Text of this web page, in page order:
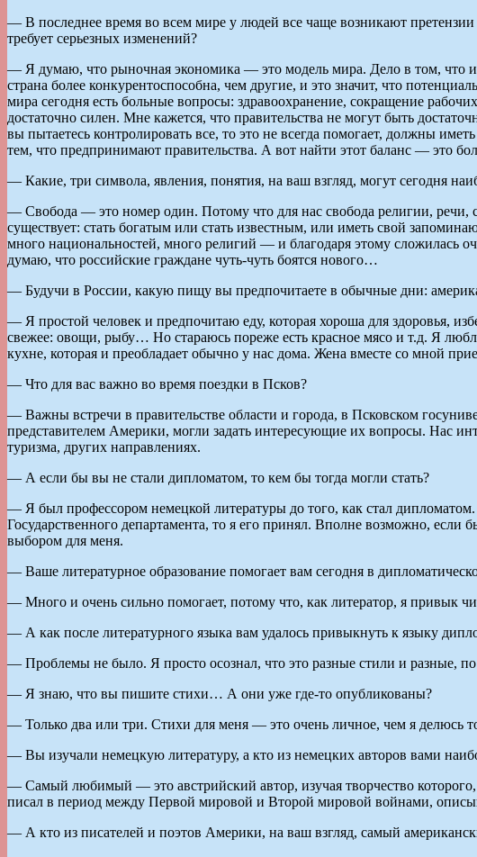
— В последнее время во всем мире у людей все чаще возникают
требует серьезных изменений?
— Я думаю, что рыночная экономика — это модель мира. Дело в том, что
страна более конкурентоспособна, чем другие, и это значит, что
мира сегодня есть больные вопросы: здравоохранение, сокращение
достаточно силен. Мне кажется, что правительства не могут быть
вы пытаетесь контролировать все, то это не всегда помогает, должны
тем, что предпринимают правительства. А вот найти этот баланс — это
— Какие, три символа, явления, понятия, на ваш взгляд, могут сегодня
— Свобода — это номер один. Потому что для нас свобода религии, речи,
существует: стать богатым или стать известным, или иметь свой
много национальностей, много религий — и благодаря этому сложилась
думаю, что российские граждане чуть-чуть боятся нового…
— Будучи в России, какую пищу вы предпочитаете в обычные дни:
— Я простой человек и предпочитаю еду, которая хороша для здоровья,
свежее: овощи, рыбу… Но стараюсь пореже есть красное мясо и т.д. Я
кухне, которая и преобладает обычно у нас дома. Жена вместе со мной
— Что для вас важно во время поездки в Псков?
— Важны встречи в правительстве области и города, в Псковском
представителем Америки, могли задать интересующие их вопросы. Нас
туризма, других направлениях.
— А если бы вы не стали дипломатом, то кем бы тогда могли стать?
— Я был профессором немецкой литературы до того, как стал
Государственного департамента, то я его принял. Вполне возможно,
выбором для меня.
— Ваше литературное образование помогает вам сегодня в
— Много и очень сильно помогает, потому что, как литератор, я привык
— А как после литературного языка вам удалось привыкнуть к языку
— Проблемы не было. Я просто осознал, что это разные стили и разные,
— Я знаю, что вы пишите стихи… А они уже где-то опубликованы?
— Только два или три. Стихи для меня — это очень личное, чем я делюсь
— Вы изучали немецкую литературу, а кто из немецких авторов вами
— Самый любимый — это австрийский автор, изучая творчество
писал в период между Первой мировой и Второй мировой войнами,
— А кто из писателей и поэтов Америки, на ваш взгляд, самый